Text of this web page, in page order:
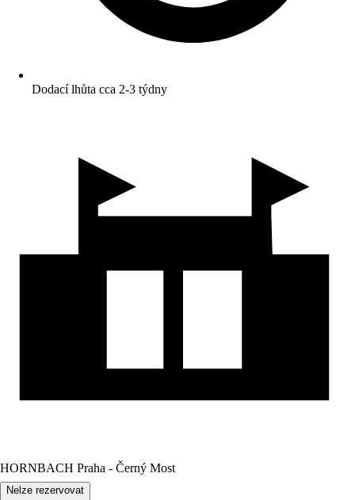
Dodací lhůta cca 2-3 týdny
HORNBACH Praha - Černý Most
Nelze rezervovat